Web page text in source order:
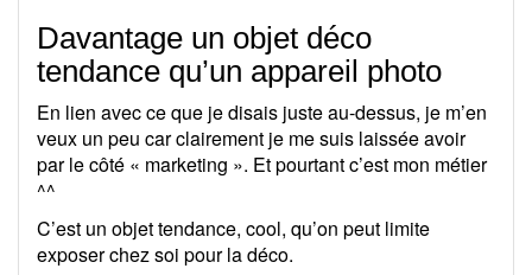
Davantage un objet déco
tendance qu’un appareil photo
En lien avec ce que je disais juste au-dessus, je m’en
veux un peu car clairement je me suis laissée avoir
par le côté « marketing ». Et pourtant c’est mon métier
^^
C’est un objet tendance, cool, qu’on peut limite
exposer chez soi pour la déco.